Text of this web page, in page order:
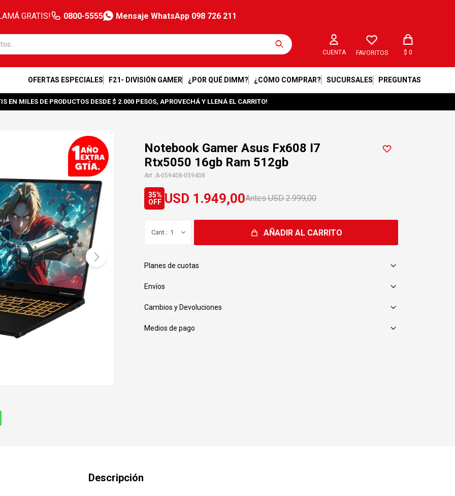
GRATIS! 0800-5555 Mensaje WhatsApp 098 726 211
OFERTAS ESPECIALES F21- DIVISIÓN GAMER ¿POR QUÉ DIMM? ¿CÓMO COMPRAR? SUCURSALES PREGUNTAS
FAVORITOS $ 0
EN MILES DE PRODUCTOS DESDE $ 2.000 PESOS, APROVECHÁ Y LLENÁ EL CARRITO!
Notebook Gamer Asus Fx608 I7
Rtx5050 16gb Ram 512gb
A-059408-059408
USD 1.949,00 USD 2.999,00
35
1 AÑADIR AL CARRITO
Planes de cuotas
Envíos
Cambios y Devoluciones
Medios de pago